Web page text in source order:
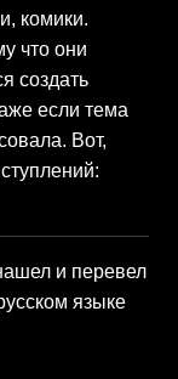
комики.
что они
создать
если тема
Вот,
и перевел
языке